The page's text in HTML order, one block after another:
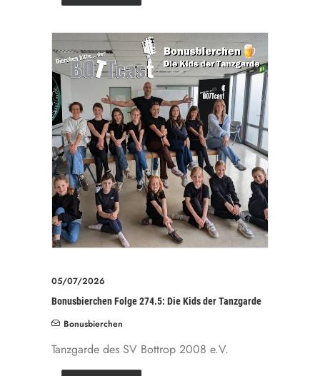
05/07/2026
Bonusbierchen Folge 274.5: Die Kids der Tanzgarde
Bonusbierchen
Tanzgarde des SV Bottrop 2008 e.V.